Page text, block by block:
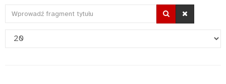
Wprowadź
tytułu
Pokaż